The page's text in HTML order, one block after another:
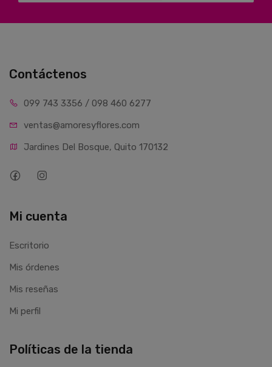
Contáctenos
099 743 3356 / 098 460 6277
ventas@amoresyflores.com
Jardines Del Bosque, Quito 170132
Mi cuenta
Escritorio
Mis órdenes
Mis reseñas
Mi perfil
Políticas de la tienda